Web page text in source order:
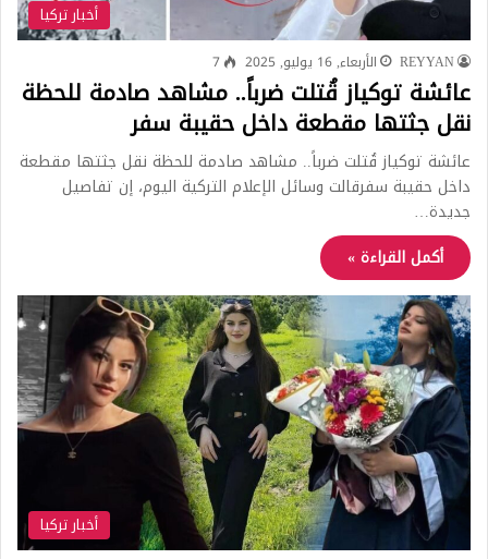
أخبار تركيا
REYYAN الأربعاء, 16 يوليو, 2025 7
عائشة توكياز قُتلت ضرباً.. مشاهد صادمة للحظة
نقل جثتها مقطعة داخل حقيبة سفر
عائشة توكياز قُتلت ضرباً.. مشاهد صادمة للحظة نقل جثتها مقطعة
داخل حقيبة سفرقالت وسائل الإعلام التركية اليوم، إن تفاصيل
جديدة…
أكمل القراءة »
أخبار تركيا